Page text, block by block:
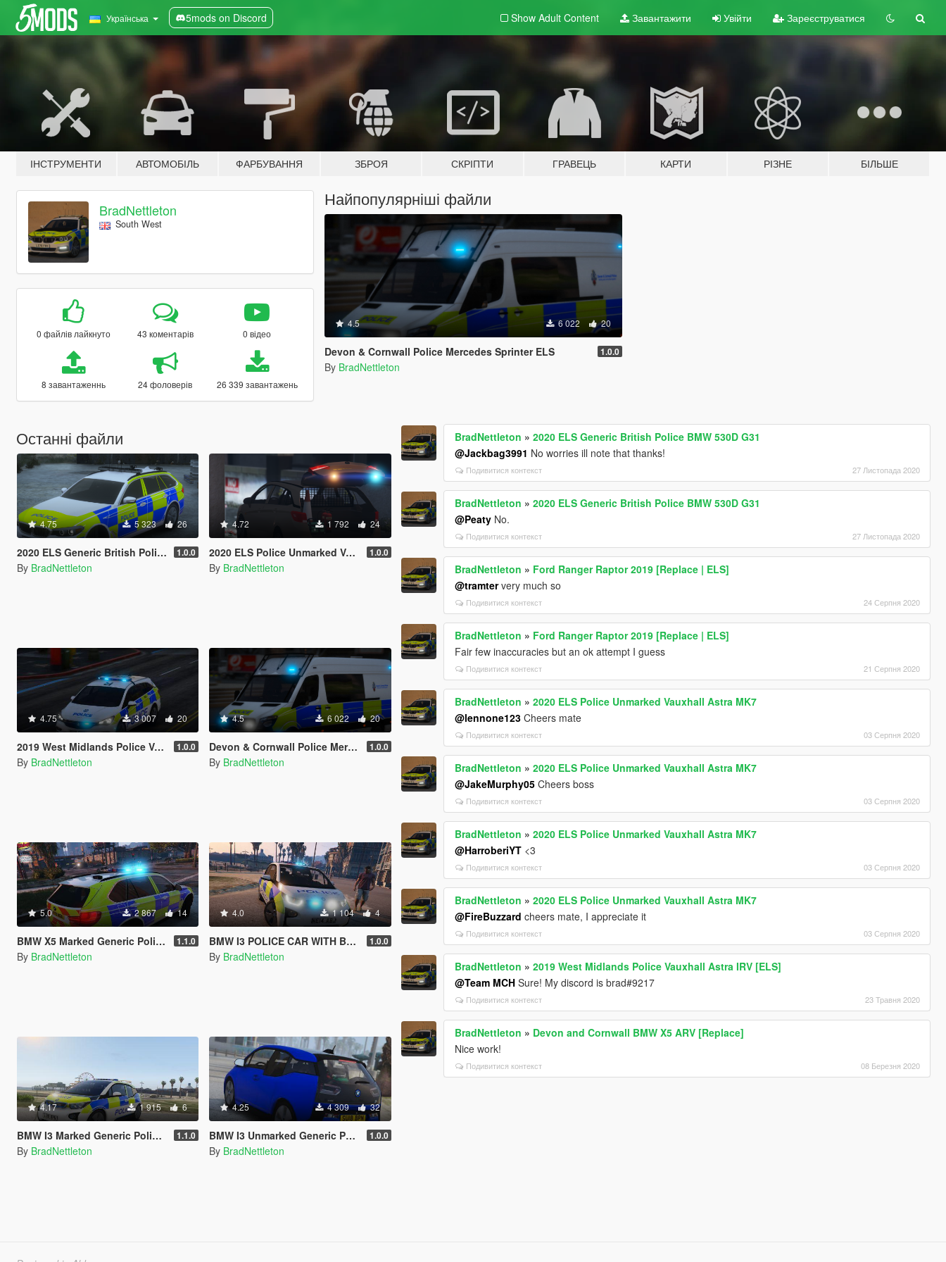
Українська 5mods on Discord Show Adult Content Завантажити Увійти Зареєструватися
ІНСТРУМЕНТИ АВТОМОБІЛЬ ФАРБУВАННЯ ЗБРОЯ СКРІПТИ ГРАВЕЦЬ КАРТИ РІЗНЕ БІЛЬШЕ
BradNettleton
South West
0 файлів лайкнуто 43 коментарів 0 відео
8 завантаженнь 24 фоловерів 26 339 завантажень
Найпопулярніші файли
4.5 6 022 20
Devon & Cornwall Police Mercedes Sprinter ELS 1.0.0
By BradNettleton
Останні файли
4.75 5 323 26
2020 ELS Generic British Police BMW 530D G31 1.0.0
By BradNettleton
4.72 1 792 24
2020 ELS Police Unmarked Vauxhall Astra MK7 1.0.0
By BradNettleton
4.75 3 007 20
2019 West Midlands Police Vauxhall Astra IRV [ELS] 1.0.0
By BradNettleton
4.5 6 022 20
Devon & Cornwall Police Mercedes Sprinter ELS 1.0.0
By BradNettleton
5.0 2 867 14
BMW X5 Marked Generic Police Car 1.1.0
By BradNettleton
4.0 1 104 4
BMW I3 POLICE CAR WITH BEACON 1.0.0
By BradNettleton
4.17 1 915 6
BMW I3 Marked Generic Police Car 1.1.0
By BradNettleton
4.25 4 309 32
BMW I3 Unmarked Generic Police Car [ADDON+REPLACE] 1.0.0
By BradNettleton
BradNettleton »2020 ELS Generic British Police BMW 530D G31
@Jackbag3991 No worries ill note that thanks!
Подивитися контекст 27 Листопада 2020
BradNettleton »2020 ELS Generic British Police BMW 530D G31
@Peaty No.
Подивитися контекст 27 Листопада 2020
BradNettleton » Ford Ranger Raptor 2019 [Replace | ELS]
@tramtervery much so
Подивитися контекст 24 Серпня 2020
BradNettleton » Ford Ranger Raptor 2019 [Replace | ELS]
Fair few inaccuracies but an ok attempt I guess
Подивитися контекст 21 Серпня 2020
BradNettleton »2020 ELS Police Unmarked Vauxhall Astra MK7
@lennone123 Cheers mate
Подивитися контекст 03 Серпня 2020
BradNettleton »2020 ELS Police Unmarked Vauxhall Astra MK7
@JakeMurphy05 Cheers boss
Подивитися контекст 03 Серпня 2020
BradNettleton »2020 ELS Police Unmarked Vauxhall Astra MK7
@HarroberiYT <3
Подивитися контекст 03 Серпня 2020
BradNettleton »2020 ELS Police Unmarked Vauxhall Astra MK7
@FireBuzzard cheers mate, I appreciate it
Подивитися контекст 03 Серпня 2020
BradNettleton »2019 West Midlands Police Vauxhall Astra IRV [ELS]
@Team MCH Sure! My discord is brad#9217
Подивитися контекст 23 Травня 2020
BradNettleton » Devon and Cornwall BMW X5 ARV [Replace]
Nice work!
Подивитися контекст 08 Березня 2020